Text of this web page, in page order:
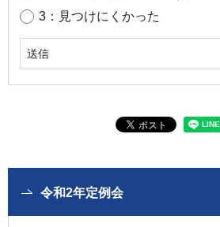
3：見つけにくかった
令和2年定例会